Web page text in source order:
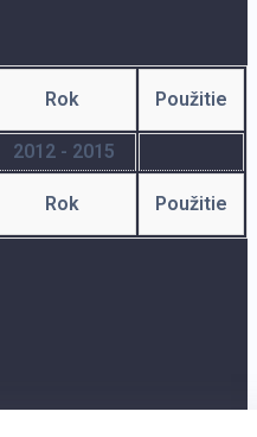
Rok Použitie
Rok Použitie
2012 - 2015